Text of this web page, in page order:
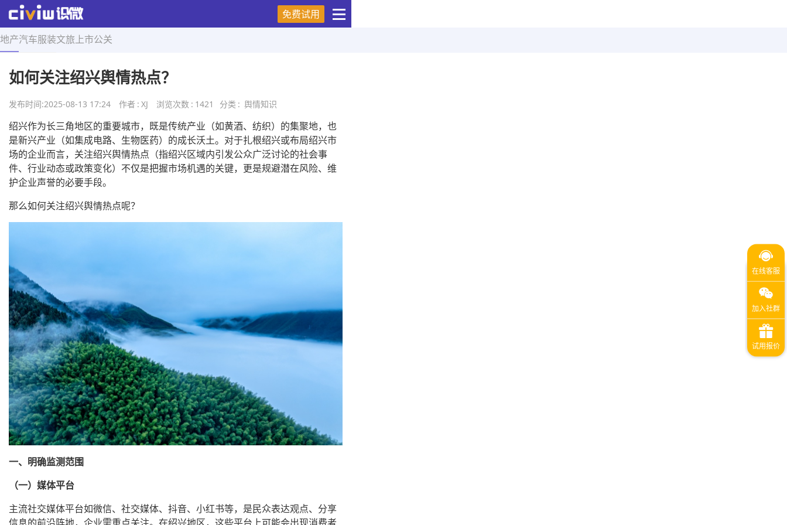
免费试用
地产汽车服装文旅 上市公关
首页 > 舆情知识 > 正文
如何关注绍兴舆情热点？
发布时间:2025-08-13 17:24 作者 : XJ 浏览次数 : 1421 分类 : 舆情知识
绍兴作为长三角地区的重要城市，既是传统产业（如黄酒、纺织）的集聚地，也
是新兴产业（如集成电路、生物医药）的成长沃土。对于扎根绍兴或布局绍兴市
场的企业而言，关注绍兴舆情热点（指绍兴区域内引发公众广泛讨论的社会事
件、行业动态或政策变化）不仅是把握市场机遇的关键，更是规避潜在风险、维
护企业声誉的必要手段。
那么如何关注绍兴舆情热点呢？
一、明确监测范围
（一）媒体平台
主流社交媒体平台如微信、社交媒体、抖音、小红书等，是民众表达观点、分享